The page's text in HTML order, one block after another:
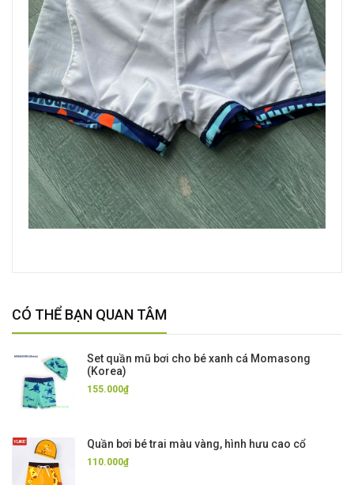
CÓ THỂ BẠN QUAN TÂM
Set quần mũ bơi cho bé xanh cá Momasong
(Korea)
155.000₫
Quần bơi bé trai màu vàng, hình hưu cao cổ
110.000₫